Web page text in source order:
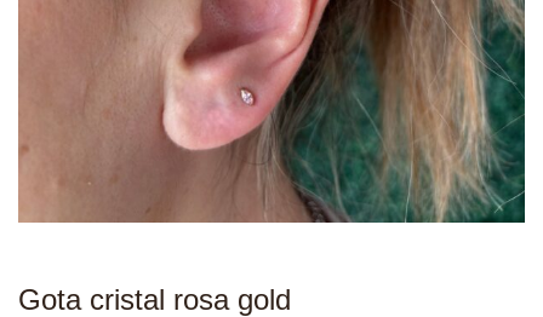
Gota cristal rosa gold